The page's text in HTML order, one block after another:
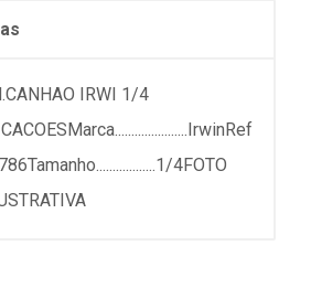
IRWI 1/4
4FOTO